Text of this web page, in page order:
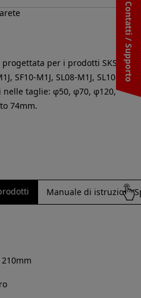
Contatti / Supporto
per i prodotti SKS-
SF10-M1J, SL08-M1J, SL10-
nelle taglie: φ50, φ70, φ120,
74mm.
Manuale di istruzioni/
210mm